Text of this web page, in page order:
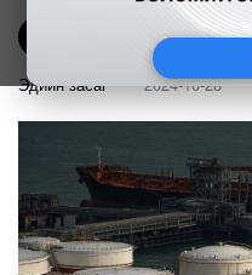
Эдийн засаг 2024-10-28